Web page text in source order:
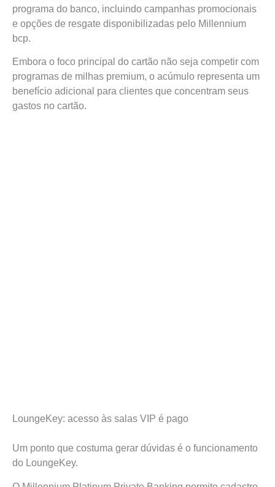
programa do banco, incluindo campanhas promocionais
e opções de resgate disponibilizadas pelo Millennium
bcp.
Embora o foco principal do cartão não seja competir com
programas de milhas premium, o acúmulo representa um
benefício adicional para clientes que concentram seus
gastos no cartão.
LoungeKey: acesso às salas VIP é pago
Um ponto que costuma gerar dúvidas é o funcionamento
do LoungeKey.